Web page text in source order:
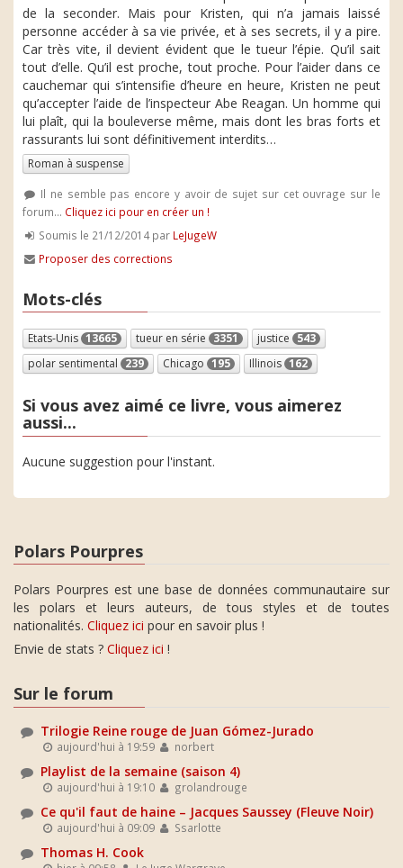
de la seconder. Mais pour Kristen, qui n’a jamais laissé
personne accéder à sa vie privée, et à ses secrets, il y a pire.
Car très vite, il devient évident que le tueur l’épie. Qu’il sait
tout d’elle. Qu’il est proche, tout proche. Pour l’aider dans ce
cauchemar qui s’intensifie d’heure en heure, Kristen ne peut
qu’accepter l’aide de l’inspecteur Abe Reagan. Un homme qui
lui plaît, qui la bouleverse même, mais dont les bras forts et
rassurants lui sont définitivement interdits…
Roman à suspense
Il ne semble pas encore y avoir de sujet sur cet ouvrage sur le
forum... Cliquez ici pour en créer un !
Soumis le 21/12/2014 par LeJugeW
Proposer des corrections
Mots-clés
Etats-Unis 13665 tueur en série 3351 justice 543
polar sentimental 239 Chicago 195 Illinois 162
Si vous avez aimé ce livre, vous aimerez
aussi...
Aucune suggestion pour l'instant.
Polars Pourpres
Polars Pourpres est une base de données communautaire sur
les polars et leurs auteurs, de tous styles et de toutes
nationalités. Cliquez ici pour en savoir plus !
Envie de stats ? Cliquez ici !
Sur le forum
Trilogie Reine rouge de Juan Gómez-Jurado
aujourd'hui à 19:59 norbert
Playlist de la semaine (saison 4)
aujourd'hui à 19:10 grolandrouge
Ce qu'il faut de haine – Jacques Saussey (Fleuve Noir)
aujourd'hui à 09:09 Ssarlotte
Thomas H. Cook